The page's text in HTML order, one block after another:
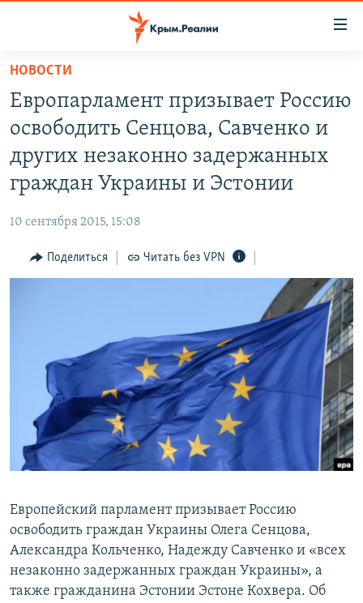
Вернуться
основному
содержанию
главной
Вернутся
поиску
СПЕЦПРОЕКТЫ
КАРТА ВОЕННЫХ ОБЪЕКТОВ КРЫМА
ИНТЕРАКТИВ
ИНФОГРАФИКА
ПРОПАВШИЕ БЕЗ ВЕСТИ
ПОБЕДИТЕЛЕЙ НЕ СУДЯТ?
КРЫМ.НЕПОКОРЕННЫЙ
ELIFBE
УКРАИНСКАЯ ПРОБЛЕМА КРЫМА
РАДІО СВОБОДА
КАК ОБОЙТИ БЛОКИРОВКУ
ПРИСОЕДИНЯЙТЕСЬ!
НОВОСТИ
Европарламент призывает Россию
освободить Сенцова, Савченко и
других незаконно задержанных
граждан Украины и Эстонии
10 сентября 2015, 15:08
Поделиться Читать без VPN
Европейский парламент призывает Россию
освободить граждан Украины Олега Сенцова,
Александра Кольченко, Надежду Савченко и «всех
незаконно задержанных граждан Украины», а
также гражданина Эстонии Эстоне Кохвера. Об